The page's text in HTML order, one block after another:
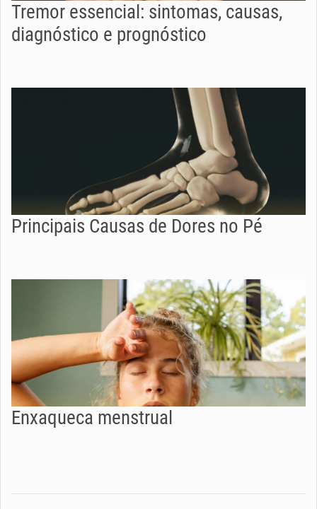
Tremor essencial: sintomas, causas,
diagnóstico e prognóstico
Principais Causas de Dores no Pé
Enxaqueca menstrual